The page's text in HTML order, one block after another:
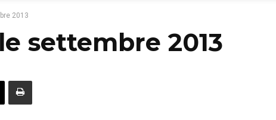
2013
settembre 2013